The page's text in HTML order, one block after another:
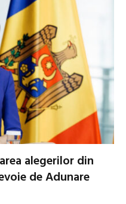
alegerilor din
de Adunare